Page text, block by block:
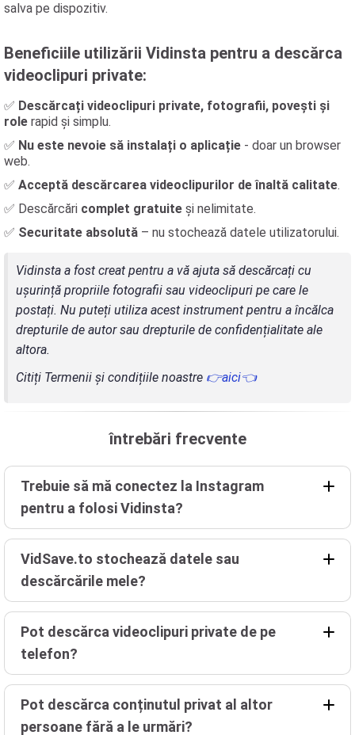
salva pe dispozitiv.
Beneficiile utilizării Vidinsta pentru a descărca
videoclipuri private:
✅ Descărcați videoclipuri private, fotografii, povești și
role rapid și simplu.
✅ Nu este nevoie să instalați o aplicație - doar un browser
web.
✅ Acceptă descărcarea videoclipurilor de înaltă calitate.
✅ Descărcări complet gratuite și nelimitate.
✅ Securitate absolută – nu stochează datele utilizatorului.
Vidinsta a fost creat pentru a vă ajuta să descărcați cu
ușurință propriile fotografii sau videoclipuri pe care le
postați. Nu puteți utiliza acest instrument pentru a încălca
drepturile de autor sau drepturile de confidențialitate ale
altora.
Citiți Termenii și condițiile noastre 👉aici👈
întrebări frecvente
Trebuie să mă conectez la Instagram
pentru a folosi Vidinsta?
VidSave.to stochează datele sau
descărcările mele?
Pot descărca videoclipuri private de pe
telefon?
Pot descărca conținutul privat al altor
persoane fără a le urmări?